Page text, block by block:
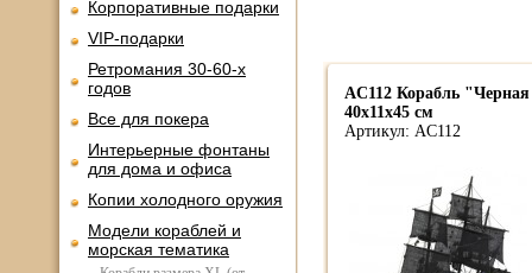
Корпоративные подарки
VIP-подарки
Ретромания 30-60-х
годов
Все для покера
Интерьерные фонтаны
для дома и офиса
Копии холодного оружия
Модели кораблей и
морская тематика
AC112 Корабль
40х11х45 см
Артикул: AC112